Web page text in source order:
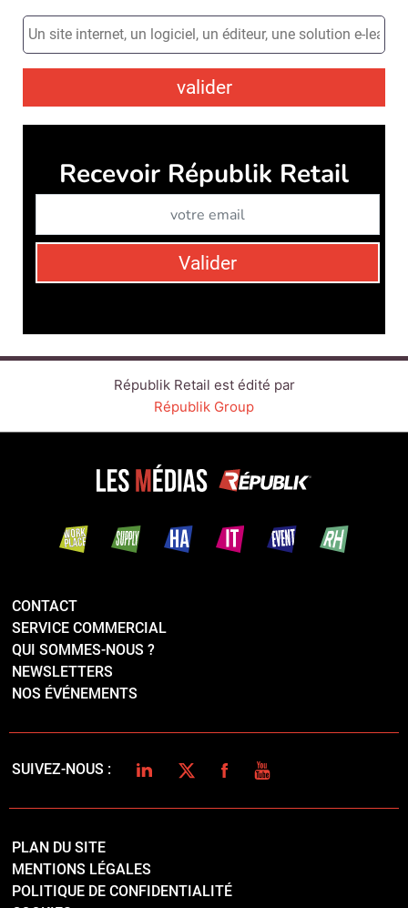
valider
Républik Group
SERVICE COMMERCIAL
NOS ÉVÉNEMENTS
SUIVEZ-NOUS : LINKEDINTWITTERFACEBOOK
YOUTUBE
PLAN DU SITE
MENTIONS LÉGALES
POLITIQUE DE CONFIDENTIALITÉ
COOKIES